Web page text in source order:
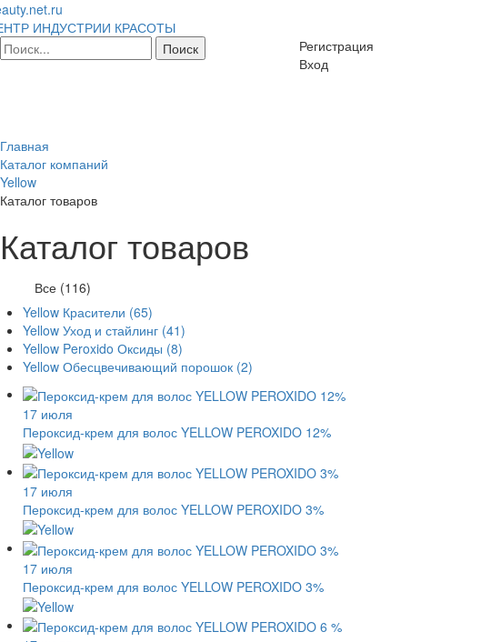
ИНДУСТРИИ КРАСОТЫ
Регистрация
Вход
Главная
Каталог компаний
Yellow
Каталог товаров
Каталог товаров
Все (116)
Yellow Красители (65)
Yellow Уход и стайлинг (41)
Yellow Peroxido Оксиды (8)
Yellow Обесцвечивающий порошок (2)
17 июля
Пероксид-крем для волос YELLOW PEROXIDO 12%
17 июля
Пероксид-крем для волос YELLOW PEROXIDO 3%
17 июля
Пероксид-крем для волос YELLOW PEROXIDO 3%